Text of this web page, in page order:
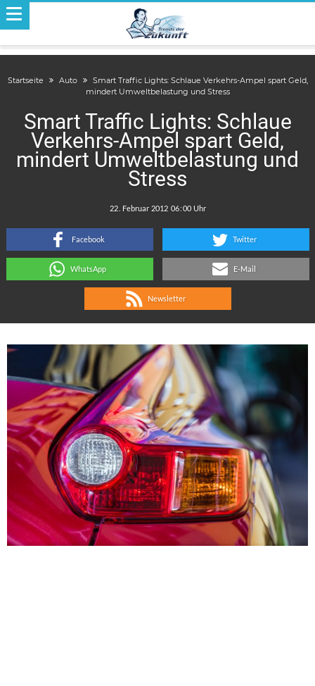
Startseite Auto
Smart Traffic Lights: Schlaue Verkehrs-Ampel spart Geld,
mindert Umweltbelastung und Stress
Smart Traffic Lights: Schlaue
Verkehrs-Ampel spart Geld,
mindert Umweltbelastung und
Stress
:
Facebook Twitter
WhatsApp E-Mail
Newsletter